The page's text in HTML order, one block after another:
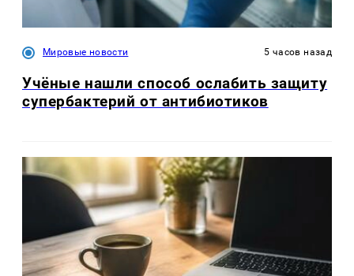
Мировые новости 5 часов назад
Учёные нашли способ ослабить защиту
супербактерий от антибиотиков